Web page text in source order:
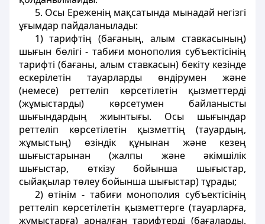
5. Осы Ереженiң мақсатында мынадай негiзгi
ұғымдар пайдаланылады:
1) тарифтiң (бағаның, алым ставкасының)
шығын бөлiгi - табиғи монополия субъектiсінің
тарифтi (бағаны, алым ставкасын) бекіту кезiнде
ескерілетін тауарларды өндiрумен және
(немесе) реттелiп көрсетiлетін қызметтерді
(жұмыстарды) көрсетумен байланысты
шығындардың жиынтығы. Осы шығындар
реттелiп көрсетілетiн қызметтiң (тауардың,
жұмыстың) өзiндiк құнынан және кезең
шығыстарынан (жалпы және әкiмшiлiк
шығыстар, өткізу бойынша шығыстар,
сыйақылар төлеу бойынша шығыстар) тұрады;
2) өтiнiм - табиғи монополия субъектiсiнiң
реттелiп көрсетiлетiн қызметтерге (тауарларға,
жұмыстарға) арналған тарифтердi (бағаларды,